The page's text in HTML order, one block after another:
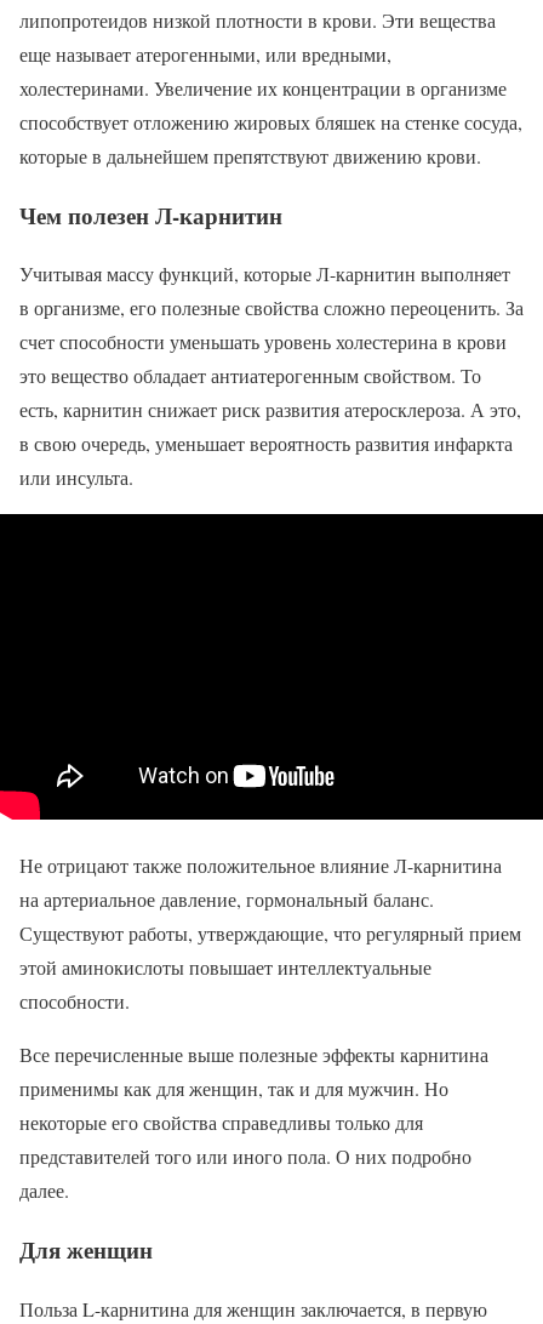
липопротеидов низкой плотности в крови. Эти вещества
еще называет атерогенными, или вредными,
холестеринами. Увеличение их концентрации в организме
способствует отложению жировых бляшек на стенке сосуда,
которые в дальнейшем препятствуют движению крови.
Чем полезен Л-карнитин
Учитывая массу функций, которые Л-карнитин выполняет
в организме, его полезные свойства сложно переоценить. За
счет способности уменьшать уровень холестерина в крови
это вещество обладает антиатерогенным свойством. То
есть, карнитин снижает риск развития атеросклероза. А это,
в свою очередь, уменьшает вероятность развития инфаркта
или инсульта.
Не отрицают также положительное влияние Л-карнитина
на артериальное давление, гормональный баланс.
Существуют работы, утверждающие, что регулярный прием
этой аминокислоты повышает интеллектуальные
способности.
Все перечисленные выше полезные эффекты карнитина
применимы как для женщин, так и для мужчин. Но
некоторые его свойства справедливы только для
представителей того или иного пола. О них подробно
далее.
Для женщин
Польза L-карнитина для женщин заключается, в первую